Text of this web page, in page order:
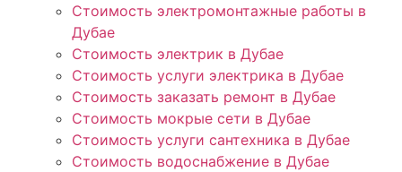
Стоимость электромонтажные работы в
Дубае
Стоимость электрик в Дубае
Стоимость услуги электрика в Дубае
Стоимость заказать ремонт в Дубае
Стоимость мокрые сети в Дубае
Стоимость услуги сантехника в Дубае
Стоимость водоснабжение в Дубае